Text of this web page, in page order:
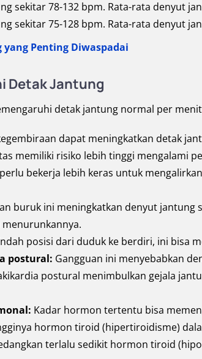
sekitar 78-132 bpm. Rata-rata denyut
sekitar 75-128 bpm. Rata-rata denyut
yang Penting Diwaspadai
Detak Jantung
detak jantung normal per
dapat meningkatkan detak
memiliki risiko lebih tinggi mengalami
bekerja lebih keras untuk
buruk ini meningkatkan denyut jantung
posisi dari duduk ke berdiri, ini bisa
postural: Gangguan ini menyebabkan
postural menimbulkan gejala
Kadar hormon tertentu bisa
hormon tiroid (hipertiroidisme)
terlalu sedikit hormon tiroid